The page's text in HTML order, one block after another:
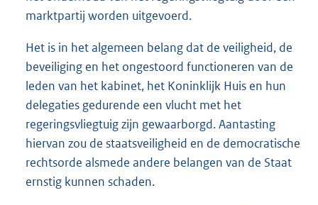
marktpartij worden uitgevoerd.
Het is in het algemeen belang dat de veiligheid, de
beveiliging en het ongestoord functioneren van de
leden van het kabinet, het Koninklijk Huis en hun
delegaties gedurende een vlucht met het
regeringsvliegtuig zijn gewaarborgd. Aantasting
hiervan zou de staatsveiligheid en de democratische
rechtsorde alsmede andere belangen van de Staat
ernstig kunnen schaden.